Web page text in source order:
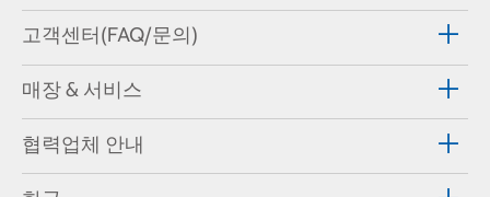
고객센터(FAQ/문의)
매장 & 서비스
협력업체 안내